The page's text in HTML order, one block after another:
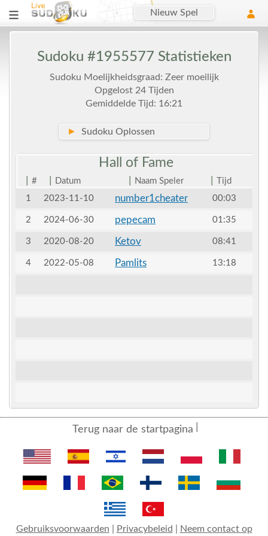
Nieuw Spel
Sudoku #1955577 Statistieken
Sudoku Moelijkheidsgraad: Zeer moeilijk
Opgelost 24 Tijden
Gemiddelde Tijd: 16:21
► Sudoku Oplossen
Hall of Fame
# Datum Naam Speler
Tijd
1
2023-11-10 number1cheater 00:03
2 2024-06-30 pepecam 01:35
3 2020-08-20 Ketov 08:41
4 2022-05-08 Pamlits 13:18
Terug naar de startpagina
Gebruiksvoorwaarden Privacybeleid Neem contact op